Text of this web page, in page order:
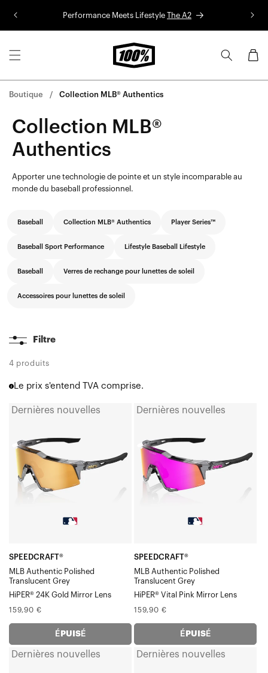
Performance Meets Lifestyle The A2
Panier
Boutique Collection MLB® Authentics
Collection MLB®
Authentics
Apporter une technologie de pointe et un style incomparable au
monde du baseball professionnel.
Baseball Collection MLB® Authentics Player Series™
Baseball Sport Performance Lifestyle Baseball Lifestyle
Baseball Verres de rechange pour lunettes de soleil
Accessoires pour lunettes de soleil
Filtre
4 produits
Le prix s'entend TVA comprise.
Dernières nouvelles
SPEEDCRAFT®
Authentic
Gris
translucide
or
24
SPEEDCRAFT®
MLB Authentic Polished
Translucent Grey
HiPER® 24K Gold Mirror Lens
Prix
159,90 €
ÉPUISÉ
Dernières nouvelles
SPEEDCRAFT®
Authentic
Gris
translucide
rose
vif
SPEEDCRAFT®
MLB Authentic Polished
Translucent Grey
HiPER® Vital Pink Mirror Lens
Prix
159,90 €
ÉPUISÉ
Dernières nouvelles
SPEEDCRAFT®
Dernières nouvelles
SPEEDCRAFT®